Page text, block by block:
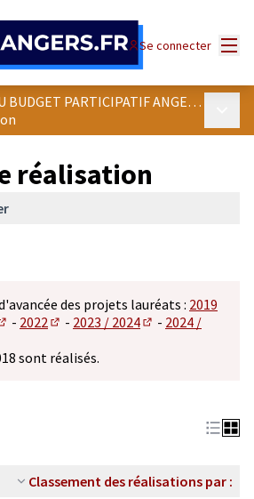
Se connecter
LES RÉALISATIONS DU BUDGET PARTICIPATIF ANGEVIN
réalisation
des projets lauréats : 2019
onglet)
un nouvel onglet)
(S'ouvre dans un nouvel onglet)
- 2022
(S'ouvre dans un nouvel onglet)
- 2023 / 2024
(S'ouvre dans un
- 2024 /
nouvel onglet)
sont réalisés.
Classement des réalisations par :